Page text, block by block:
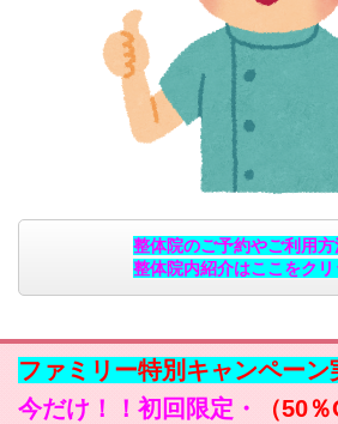
整体院のご予約やご利用方
整体院内紹介はここをクリ
ファミリー特別キャンペーン
今だけ！！初回限定・
（50